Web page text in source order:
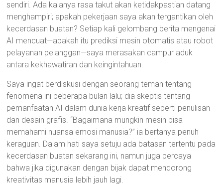
sendiri. Ada kalanya rasa takut akan ketidakpastian datang
menghampiri; apakah pekerjaan saya akan tergantikan oleh
kecerdasan buatan? Setiap kali gelombang berita mengenai
AI mencuat—apakah itu prediksi mesin otomatis atau robot
pelayanan pelanggan—saya merasakan campur aduk
antara kekhawatiran dan keingintahuan.
Saya ingat berdiskusi dengan seorang teman tentang
fenomena ini beberapa bulan lalu; dia skeptis tentang
pemanfaatan AI dalam dunia kerja kreatif seperti penulisan
dan desain grafis. “Bagaimana mungkin mesin bisa
memahami nuansa emosi manusia?” ia bertanya penuh
keraguan. Dalam hati saya setuju ada batasan tertentu pada
kecerdasan buatan sekarang ini, namun juga percaya
bahwa jika digunakan dengan bijak dapat mendorong
kreativitas manusia lebih jauh lagi.